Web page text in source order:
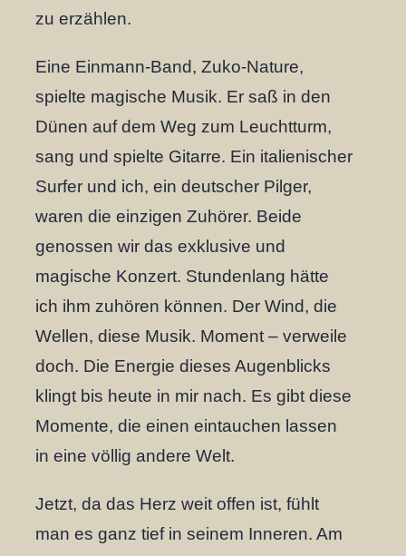
zu erzählen.
Eine Einmann-Band, Zuko-Nature,
spielte magische Musik. Er saß in den
Dünen auf dem Weg zum Leuchtturm,
sang und spielte Gitarre. Ein italienischer
Surfer und ich, ein deutscher Pilger,
waren die einzigen Zuhörer. Beide
genossen wir das exklusive und
magische Konzert. Stundenlang hätte
ich ihm zuhören können. Der Wind, die
Wellen, diese Musik. Moment – verweile
doch. Die Energie dieses Augenblicks
klingt bis heute in mir nach. Es gibt diese
Momente, die einen eintauchen lassen
in eine völlig andere Welt.
Jetzt, da das Herz weit offen ist, fühlt
man es ganz tief in seinem Inneren. Am